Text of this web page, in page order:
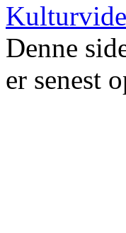
Denne
er senest